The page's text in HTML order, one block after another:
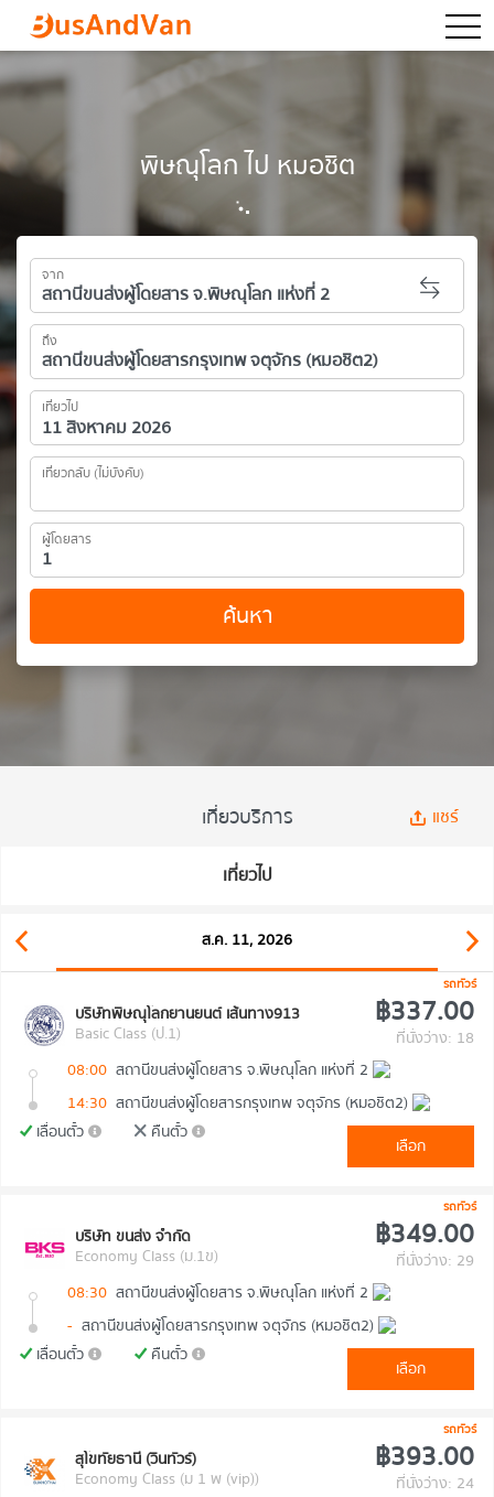
พิษณุโลก ไป หมอชิต
จาก
ถึง
เที่ยวไป
เที่ยวกลับ (ไม่บังคับ)
ผู้โดยสาร
ค้นหา
เที่ยวบริการ แชร์
เที่ยวไป
ส.ค. 11, 2026
รถทัวร์
บริษัทพิษณุโลกยานยนต์ เส้นทาง913
Basic Class (ป.1)
฿337.00
ที่นั่งว่าง: 18
08:00 สถานีขนส่งผู้โดยสาร จ.พิษณุโลก แห่งที่ 2
14:30 สถานีขนส่งผู้โดยสารกรุงเทพ จตุจักร (หมอชิต2)
เลื่อนตั๋ว
คืนตั๋ว
เลือก
รถทัวร์
บริษัท ขนส่ง จำกัด
Economy Class (ม.1ข)
฿349.00
ที่นั่งว่าง: 29
08:30 สถานีขนส่งผู้โดยสาร จ.พิษณุโลก แห่งที่ 2
- สถานีขนส่งผู้โดยสารกรุงเทพ จตุจักร (หมอชิต2)
เลื่อนตั๋ว
คืนตั๋ว
เลือก
รถทัวร์
สุโขทัยธานี (วินทัวร์)
Economy Class (ม 1 พ (vip))
฿393.00
ที่นั่งว่าง: 24